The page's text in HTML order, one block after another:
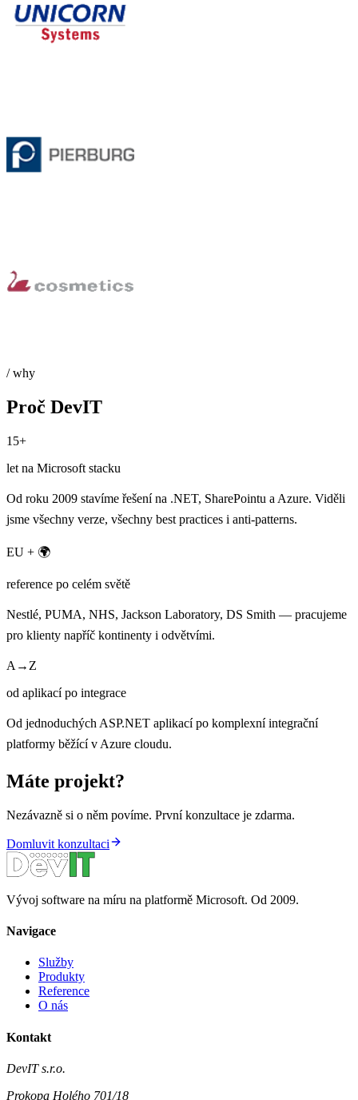
/ why
Proč DevIT
15+
let na Microsoft stacku
Od roku 2009 stavíme řešení na .NET, SharePointu a Azure. Viděli
jsme všechny verze, všechny best practices i anti-patterns.
EU + 🌍
reference po celém světě
Nestlé, PUMA, NHS, Jackson Laboratory, DS Smith — pracujeme
pro klienty napříč kontinenty i odvětvími.
A→Z
od aplikací po integrace
Od jednoduchých ASP.NET aplikací po komplexní integrační
platformy běžící v Azure cloudu.
Máte projekt?
Nezávazně si o něm povíme. První konzultace je zdarma.
Domluvit konzultaci
Vývoj software na míru na platformě Microsoft. Od 2009.
Navigace
Služby
Produkty
Reference
O nás
Kontakt
DevIT s.r.o.
Prokopa Holého 701/18